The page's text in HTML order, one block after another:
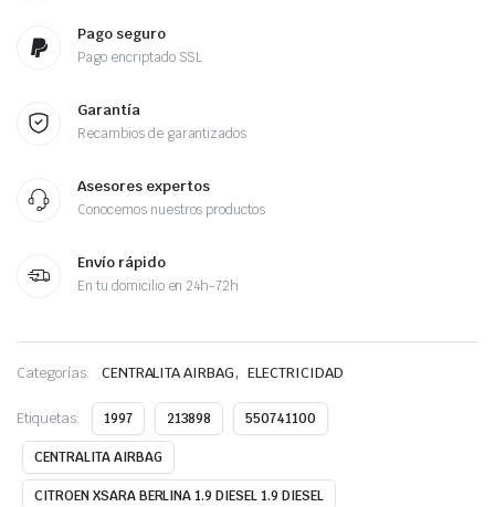
Pago seguro
Pago encriptado SSL
Garantía
Recambios de garantizados
Asesores expertos
Conocemos nuestros productos
Envío rápido
En tu domicilio en 24h-72h
Categorías: CENTRALITA AIRBAG, ELECTRICIDAD
Etiquetas: 1997 213898 550741100
CENTRALITA AIRBAG
CITROEN XSARA BERLINA 1.9 DIESEL 1.9 DIESEL